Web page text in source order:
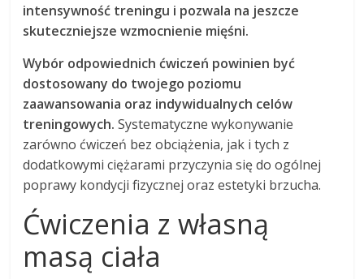
intensywność treningu i pozwala na jeszcze
skuteczniejsze wzmocnienie mięśni.
Wybór odpowiednich ćwiczeń powinien być
dostosowany do twojego poziomu
zaawansowania oraz indywidualnych celów
treningowych. Systematyczne wykonywanie
zarówno ćwiczeń bez obciążenia, jak i tych z
dodatkowymi ciężarami przyczynia się do ogólnej
poprawy kondycji fizycznej oraz estetyki brzucha.
Ćwiczenia z własną
masą ciała